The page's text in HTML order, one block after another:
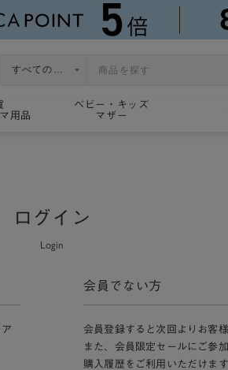
用品
ベビー・キッズ
マザー
ログイン
Login
会員でない方
会員登録すると次回よりお客
また、会員限定セールにご参
購入履歴をご利用いただけま